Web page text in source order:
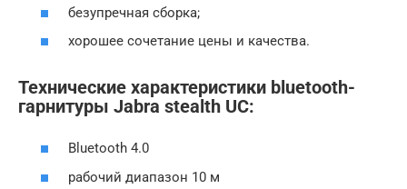
безупречная сборка;
хорошее сочетание цены и качества.
Технические характеристики bluetooth-
гарнитуры Jabra stealth UC:
Bluetooth 4.0
рабочий диапазон 10 м